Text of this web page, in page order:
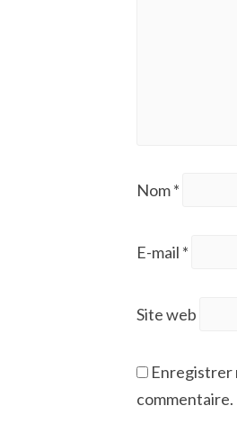
Nom*
E-mail *
Site web
Enregistrer
commentaire.